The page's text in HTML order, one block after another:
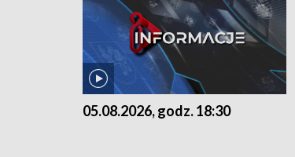
05.08.2026, godz. 18:30